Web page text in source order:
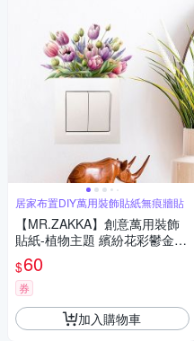
居家布置DIY萬用裝飾貼紙無痕牆貼
【MR.ZAKKA】創意萬用裝飾
貼紙-植物主題 繽紛花彩鬱金香
居家布置 DIY可移式壁貼 無痕
壁貼 牆貼
$60
券
加入購物車